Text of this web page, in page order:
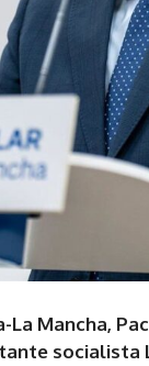
Mancha,
socialista